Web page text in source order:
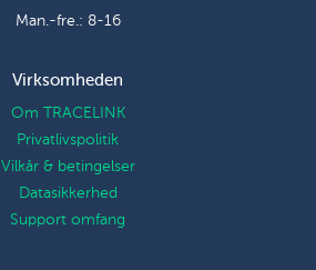
Man.-fre.: 8-16
Virksomheden
Om TRACELINK
Privatlivspolitik
Vilkår & betingelser
Datasikkerhed
Support omfang